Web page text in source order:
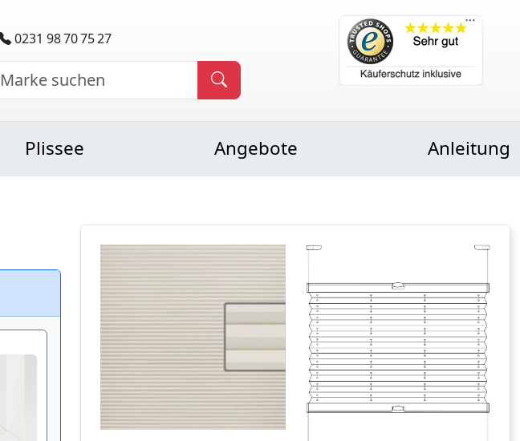
0231 98 70 75 27
Plissee Angebote Anleitung